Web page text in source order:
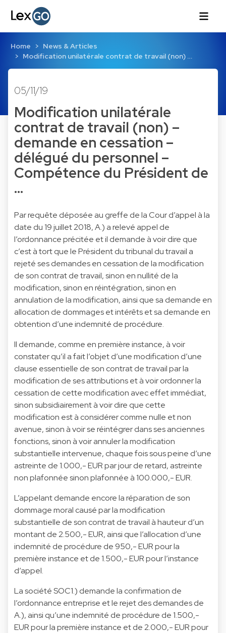
Home
News & Articles
Modification unilatérale contrat de travail (non) …
05/11/19
Modification unilatérale
contrat de travail (non) –
demande en cessation –
délégué du personnel –
Compétence du Président de
…
Par requête déposée au greffe de la Cour d’appel à la
date du 19 juillet 2018, A.) a relevé appel de
l’ordonnance précitée et il demande à voir dire que
c’est à tort que le Président du tribunal du travail a
rejeté ses demandes en cessation de la modification
de son contrat de travail, sinon en nullité de la
modification, sinon en réintégration, sinon en
annulation de la modification, ainsi que sa demande en
allocation de dommages et intérêts et sa demande en
obtention d’une indemnité de procédure.
Il demande, comme en première instance, à voir
constater qu’il a fait l’objet d’une modification d’une
clause essentielle de son contrat de travail par la
modification de ses attributions et à voir ordonner la
cessation de cette modification avec effet immédiat,
sinon subsidiairement à voir dire que cette
modification est à considérer comme nulle et non
avenue, sinon à voir se réintégrer dans ses anciennes
fonctions, sinon à voir annuler la modification
substantielle intervenue, chaque fois sous peine d’une
astreinte de 1.000,- EUR par jour de retard, astreinte
non plafonnée sinon plafonnée à 100.000,- EUR.
L’appelant demande encore la réparation de son
dommage moral causé par la modification
substantielle de son contrat de travail à hauteur d’un
montant de 2.500,- EUR, ainsi que l’allocation d’une
indemnité de procédure de 950,- EUR pour la
première instance et de 1.500,- EUR pour l’instance
d’appel.
La société SOC1.) demande la confirmation de
l’ordonnance entreprise et le rejet des demandes de
A.), ainsi qu’une indemnité de procédure de 1.500,-
EUR pour la première instance et de 2.000,- EUR pour